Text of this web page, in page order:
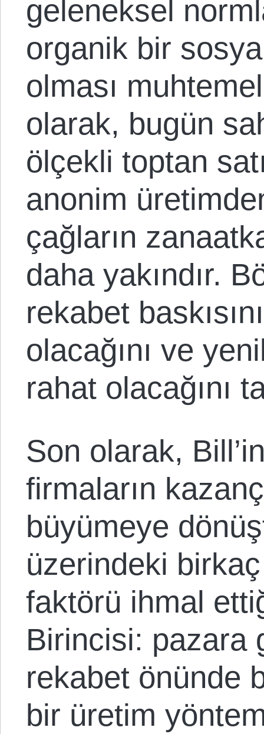
geleneksel
organik bir
olması
olarak, bugün
ölçekli toptan
anonim
çağların
daha yakındır.
rekabet
olacağını ve
rahat olacağını
Son olarak,
firmaların
büyümeye
üzerindeki birkaç
faktörü ihmal
Birincisi: pazara
rekabet önünde
bir üretim